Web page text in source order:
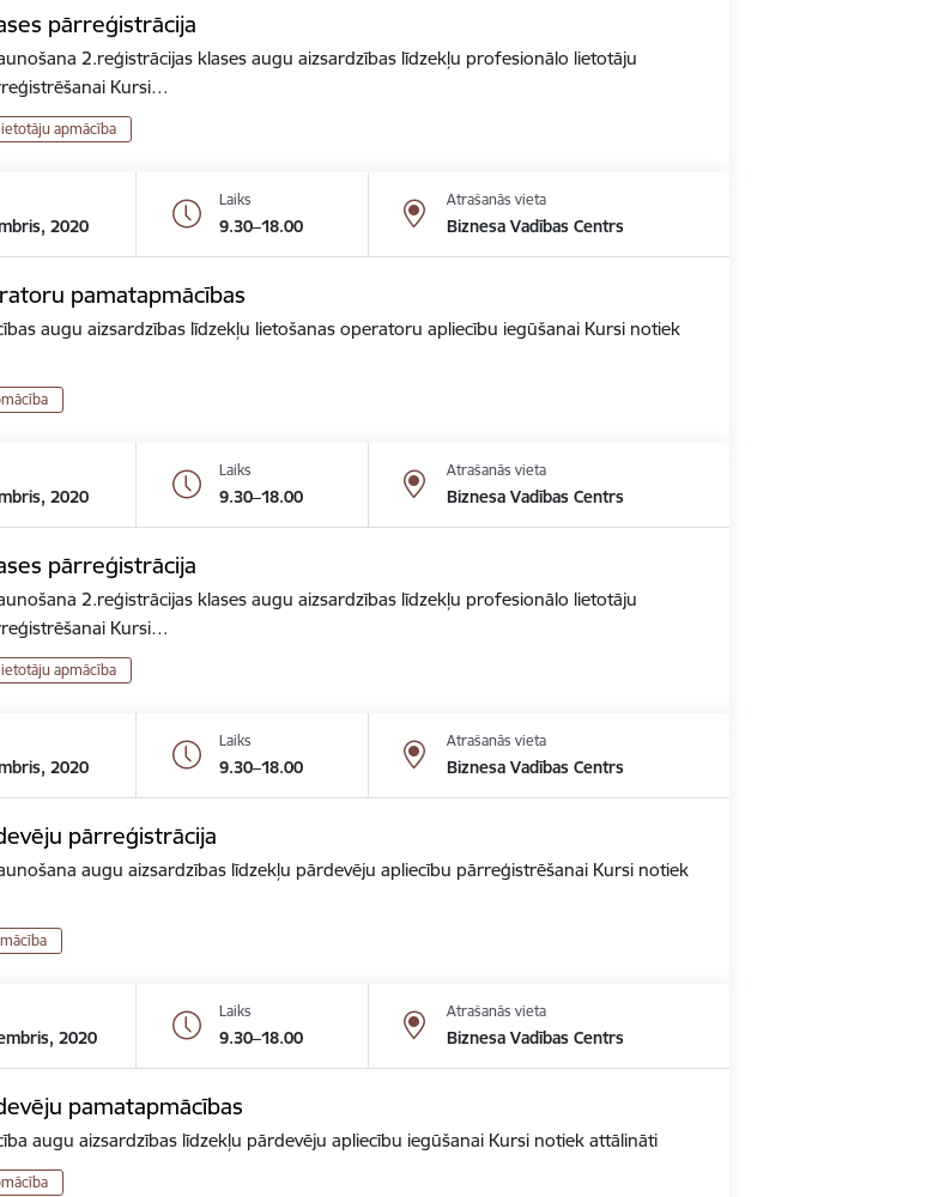
pārreģistrācija
2.reģistrācijas klases augu aizsardzības līdzekļu profesionālo lietotāju
Kursi…
apmācība
2020
Laiks
9.30–18.00
Atrašanās vieta
Biznesa Vadības Centrs
pamatapmācības
augu aizsardzības līdzekļu lietošanas operatoru apliecību iegūšanai Kursi notiek
2020
Laiks
9.30–18.00
Atrašanās vieta
Biznesa Vadības Centrs
pārreģistrācija
2.reģistrācijas klases augu aizsardzības līdzekļu profesionālo lietotāju
Kursi…
apmācība
2020
Laiks
9.30–18.00
Atrašanās vieta
Biznesa Vadības Centrs
pārreģistrācija
augu aizsardzības līdzekļu pārdevēju apliecību pārreģistrēšanai Kursi notiek
2020
Laiks
9.30–18.00
Atrašanās vieta
Biznesa Vadības Centrs
pamatapmācības
augu aizsardzības līdzekļu pārdevēju apliecību iegūšanai Kursi notiek attālināti